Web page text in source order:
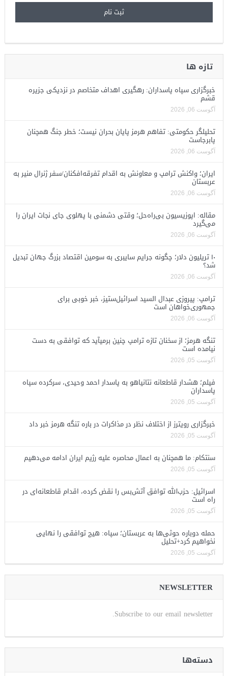
تازه ها
خبرگزاری سپاه پاسداران: رهگیری اهداف متخاصم در نزدیکی جزیره
قشم
آگوست 06, 2026
تحلیلگر حکومتی: تفاهم هرمز پایان بحران نیست؛ خطر جنگ همچنان
پابرجاست
آگوست 06, 2026
ایران؛ واکنش ترامپ و معاونش به اقدام تفرقه‌افکنان/سفر ژنرال منیر به
عربستان
آگوست 06, 2026
مقاله: اپوزیسیون بی‌راه‌حل؛ وقتی دشمنی با پهلوی جای نجات ایران را
می‌گیرد
آگوست 06, 2026
۱۰ تریلیون دلار؛ چگونه جرایم سایبری به سومین اقتصاد بزرگ جهان تبدیل
شد؟
آگوست 06, 2026
ترامپ: پیروزی عبدال السید اسرائیل‌ستیز، خبر خوبی برای
جمهوری‌خواهان است
آگوست 06, 2026
تنگه هرمز؛ از سخنان تازه ترامپ چنین برمیآید که توافقی به دست
نیامده است
آگوست 05, 2026
فیلم؛ هشدار قاطعانه نتانیاهو به پاسدار احمد وحیدی، سرکرده سپاه
پاسداران
آگوست 05, 2026
خبرگزاری رویترز از اختلاف نظر در مذاکرات در باره تنگه هرمز خبر داد
آگوست 05, 2026
سنتکام: ما همچنان به اعمال محاصره علیه رژیم ایران ادامه می‌دهیم
آگوست 05, 2026
اسرائیل: حزب‌الله توافق آتش‌بس را نقض کرده، اقدام قاطعانه‌ای در
راه است
آگوست 05, 2026
حمله دوباره حوثی‌ها به عربستان؛ سپاه: هیچ توافقی را نهایی
نخواهیم کرد+تحلیل
آگوست 05, 2026
NEWSLETTER
Subscribe to our email newsletter.
دسته‌ها